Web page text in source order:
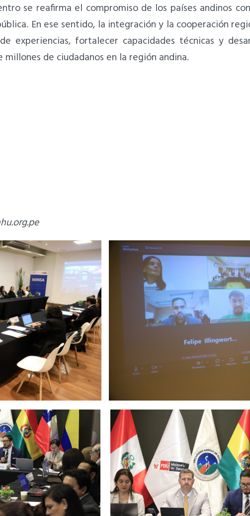
se reafirma el compromiso de los países andinos
En ese sentido, la integración y la cooperación
experiencias, fortalecer capacidades técnicas y
de ciudadanos en la región andina.